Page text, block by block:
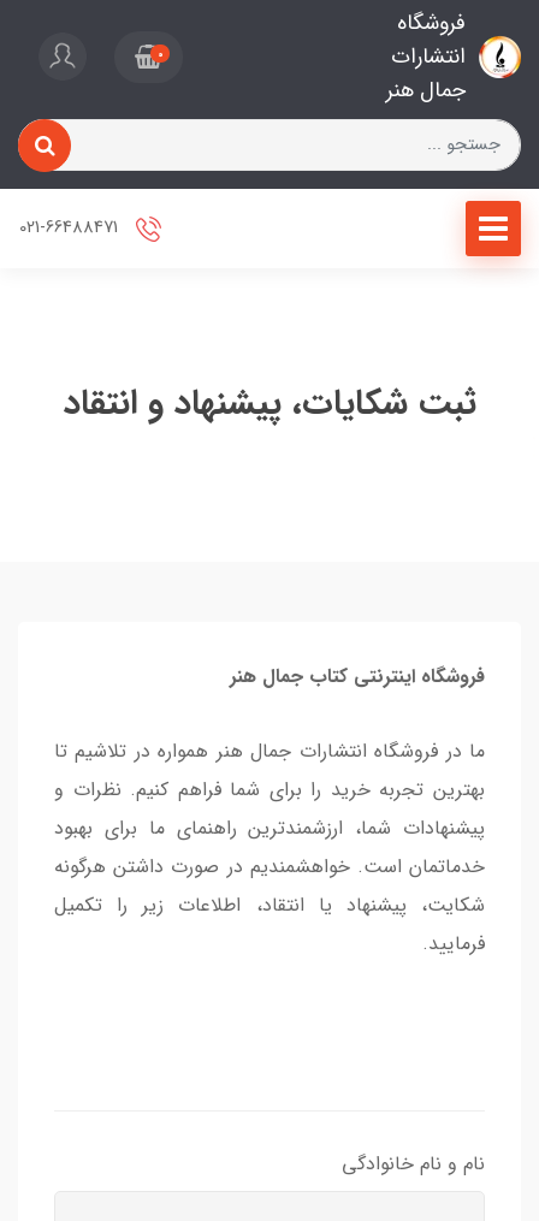
فروشگاه
انتشارات
جمال هنر
0
ثبت شکایات، پیشنهاد و انتقاد
فروشگاه اینترنتی کتاب جمال هنر
ما در فروشگاه انتشارات جمال هنر همواره در تلاشیم تا
بهترین تجربه خرید را برای شما فراهم کنیم. نظرات و
پیشنهادات شما، ارزشمندترین راهنمای ما برای بهبود
خدماتمان است. خواهشمندیم در صورت داشتن هرگونه
شکایت، پیشنهاد یا انتقاد، اطلاعات زیر را تکمیل
فرمایید.
نام و نام خانوادگی